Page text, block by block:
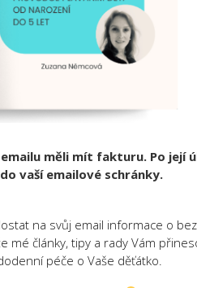
měli mít fakturu. Po její
vaší emailové schránky.
na svůj email informace o
mé články, tipy a rady Vám
péče o Vaše děťátko.